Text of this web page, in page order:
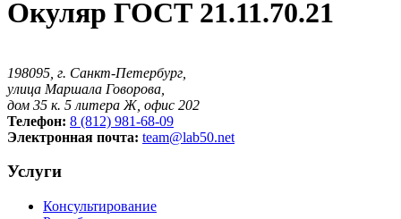
Окуляр ГОСТ 21.11.70.21
198095, г. Санкт-Петербург,
улица Маршала Говорова,
дом 35 к. 5 литера Ж, офис 202
Телефон: 8 (812) 981-68-09
Электронная почта: team@lab50.net
Услуги
Консультирование